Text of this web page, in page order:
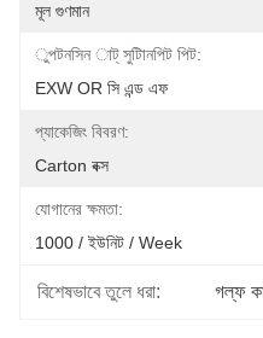
মূল গুণমান
ুপটনসিন াট্ সুটািনপিট পিট:
EXW OR সি এন্ড এফ
প্যাকেজিং বিবরণ:
Carton বক্স
যোগানের ক্ষমতা:
1000 / ইউনিট / Week
বিশেষভাবে তুলে ধরা: গল্ফ